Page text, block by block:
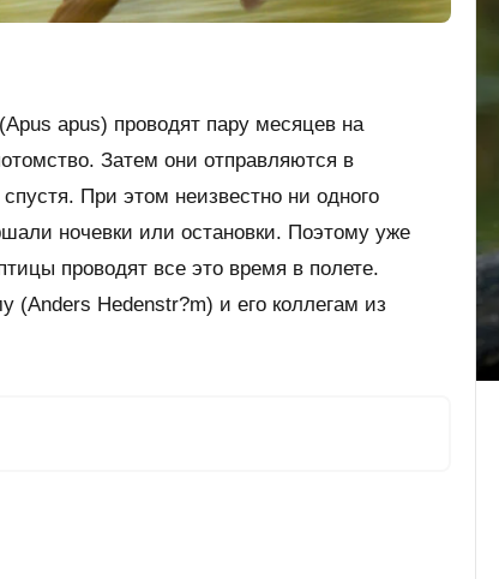
Apus apus) проводят пару месяцев на
Затем они отправляются в
При этом неизвестно ни одного
ночевки или остановки. Поэтому уже
проводят все это время в полете.
(Anders Hedenstr?m) и его коллегам из